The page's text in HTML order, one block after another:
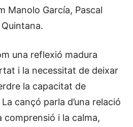
Manolo García, Pascal
una reflexió madura
i la necessitat de deixar
la capacitat de
cançó parla d’una relació
comprensió i la calma,